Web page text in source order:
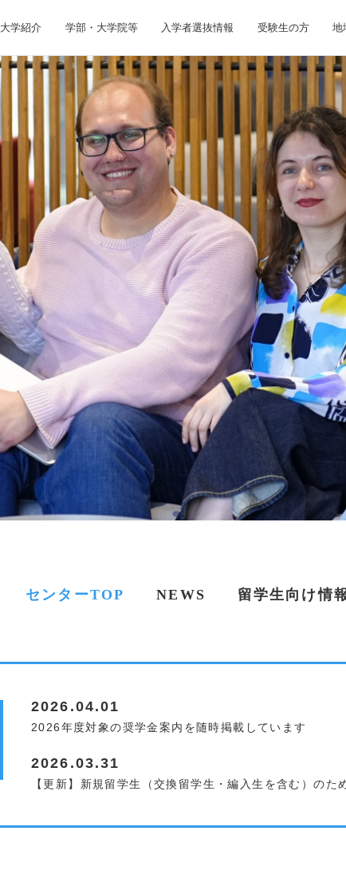
大学紹介 学部・大学院等 入学者選抜情報 受験生の方 地
センターTOP NEWS 留学生向け情
2026.04.01
2026年度対象の奨学金案内を随時掲載しています
2026.03.31
【更新】新規留学生（交換留学生・編入生を含む）のた